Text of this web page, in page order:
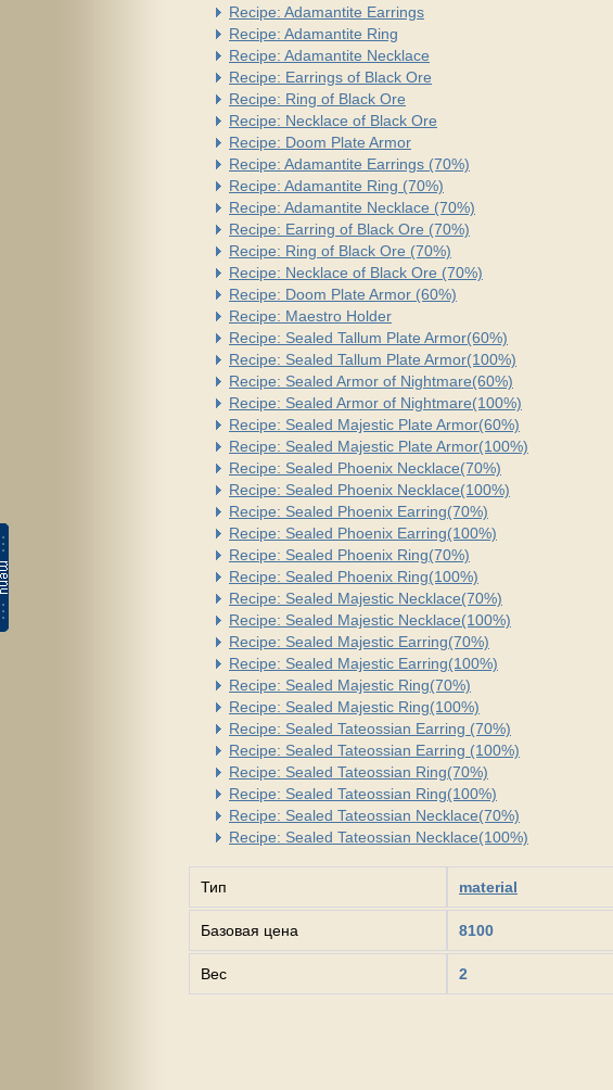
Recipe: Adamantite Earrings
Recipe: Adamantite Ring
Recipe: Adamantite Necklace
Recipe: Earrings of Black Ore
Recipe: Ring of Black Ore
Recipe: Necklace of Black Ore
Recipe: Doom Plate Armor
Recipe: Adamantite Earrings (70%)
Recipe: Adamantite Ring (70%)
Recipe: Adamantite Necklace (70%)
Recipe: Earring of Black Ore (70%)
Recipe: Ring of Black Ore (70%)
Recipe: Necklace of Black Ore (70%)
Recipe: Doom Plate Armor (60%)
Recipe: Maestro Holder
Recipe: Sealed Tallum Plate Armor(60%)
Recipe: Sealed Tallum Plate Armor(100%)
Recipe: Sealed Armor of Nightmare(60%)
Recipe: Sealed Armor of Nightmare(100%)
Recipe: Sealed Majestic Plate Armor(60%)
Recipe: Sealed Majestic Plate Armor(100%)
Recipe: Sealed Phoenix Necklace(70%)
Recipe: Sealed Phoenix Necklace(100%)
Recipe: Sealed Phoenix Earring(70%)
Recipe: Sealed Phoenix Earring(100%)
Recipe: Sealed Phoenix Ring(70%)
Recipe: Sealed Phoenix Ring(100%)
Recipe: Sealed Majestic Necklace(70%)
Recipe: Sealed Majestic Necklace(100%)
Recipe: Sealed Majestic Earring(70%)
Recipe: Sealed Majestic Earring(100%)
Recipe: Sealed Majestic Ring(70%)
Recipe: Sealed Majestic Ring(100%)
Recipe: Sealed Tateossian Earring (70%)
Recipe: Sealed Tateossian Earring (100%)
Recipe: Sealed Tateossian Ring(70%)
Recipe: Sealed Tateossian Ring(100%)
Recipe: Sealed Tateossian Necklace(70%)
Recipe: Sealed Tateossian Necklace(100%)
Тип material
Базовая цена 8100
Вес 2